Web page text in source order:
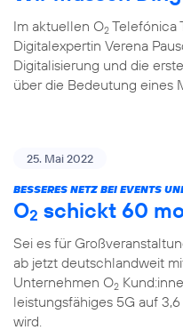
Im aktuellen O2 Telefónica
Digitalexpertin Verena
Digitalisierung und die
über die Bedeutung eines
25. Mai 2022
BESSERES NETZ BEI EVENTS
O2 schickt 60
Sei es für
ab jetzt deutschlandweit
Unternehmen O2
leistungsfähiges 5G auf
wird.